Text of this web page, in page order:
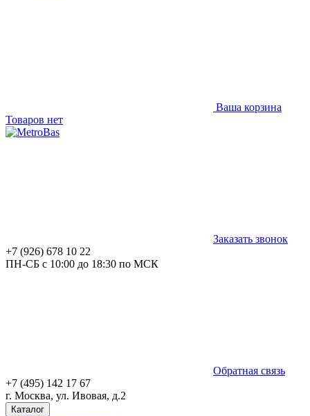
Ваша корзина
Товаров нет
Заказать звонок
+7 (926) 678 10 22
ПН-СБ с 10:00 до 18:30 по МСК
Обратная связь
+7 (495) 142 17 67
г. Москва, ул. Ивовая, д.2
Каталог